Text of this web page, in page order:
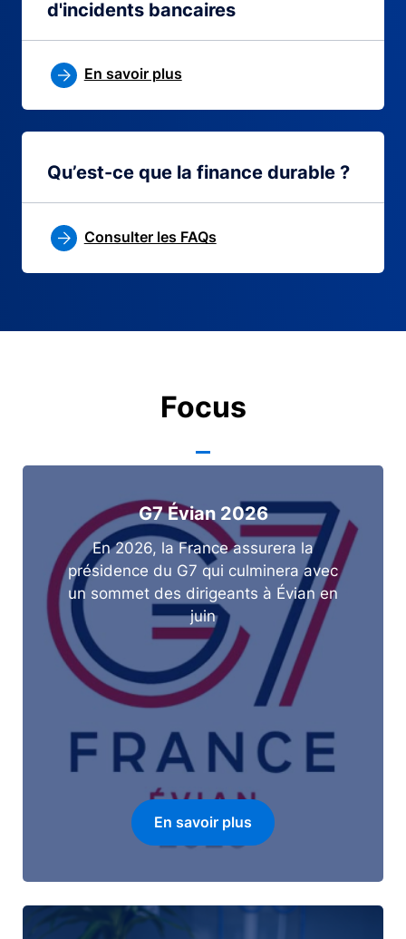
d'incidents bancaires
En savoir plus
Qu’est-ce que la finance durable ?
Consulter les FAQs
Focus
G7 Évian 2026
En 2026, la France assurera la
présidence du G7 qui culminera avec
un sommet des dirigeants à Évian en
juin
En savoir plus